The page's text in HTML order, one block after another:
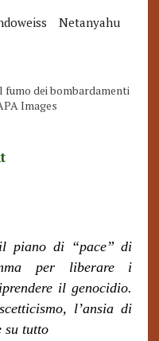
Netanyahu
fumo dei bombardamenti
Images
piano di “pace” di
per liberare i
il genocidio.
l’ansia di
su tutto